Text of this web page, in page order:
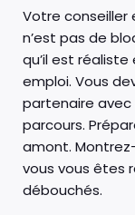
Votre conseiller
n’est pas de
qu’il est réaliste
emploi. Vous
partenaire avec
parcours.
amont.
vous vous êtes
débouchés.